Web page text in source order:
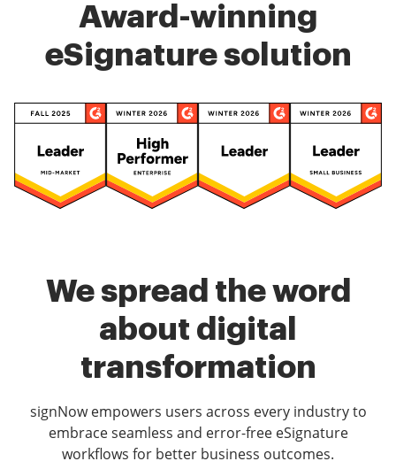
Award-winning
eSignature solution
We spread the word
about digital
transformation
signNow empowers users across every industry to
embrace seamless and error-free eSignature
workflows for better business outcomes.